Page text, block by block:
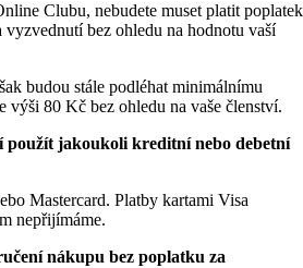
Clubu, nebudete muset platit poplatek
vyzvednutí bez ohledu na hodnotu vaší
budou stále podléhat minimálnímu
výši 80 Kč bez ohledu na vaše členství.
použít jakoukoli kreditní nebo debetní
Mastercard. Platby kartami Visa
nepřijímáme.
nákupu bez poplatku za